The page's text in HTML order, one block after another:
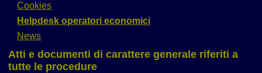
Cookies
Helpdesk operatori economici
News
Atti e documenti di carattere generale riferiti a
tutte le procedure